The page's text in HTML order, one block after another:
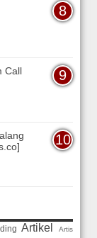
Call
Artikel Artis